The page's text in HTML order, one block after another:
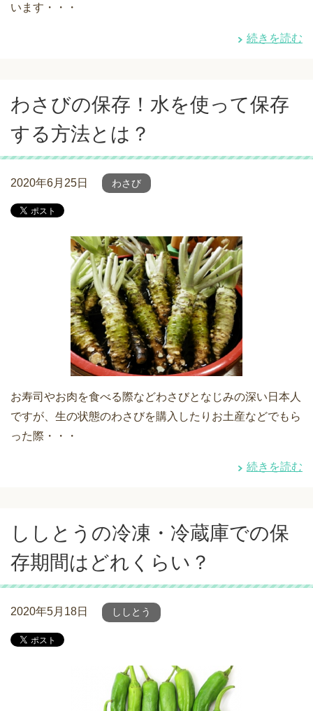
います・・・
続きを読む
わさびの保存！水を使って保存
する方法とは？
2020年6月25日 わさび
お寿司やお肉を食べる際などわさびとなじみの深い日本人
ですが、生の状態のわさびを購入したりお土産などでもら
った際・・・
続きを読む
ししとうの冷凍・冷蔵庫での保
存期間はどれくらい？
2020年5月18日 ししとう